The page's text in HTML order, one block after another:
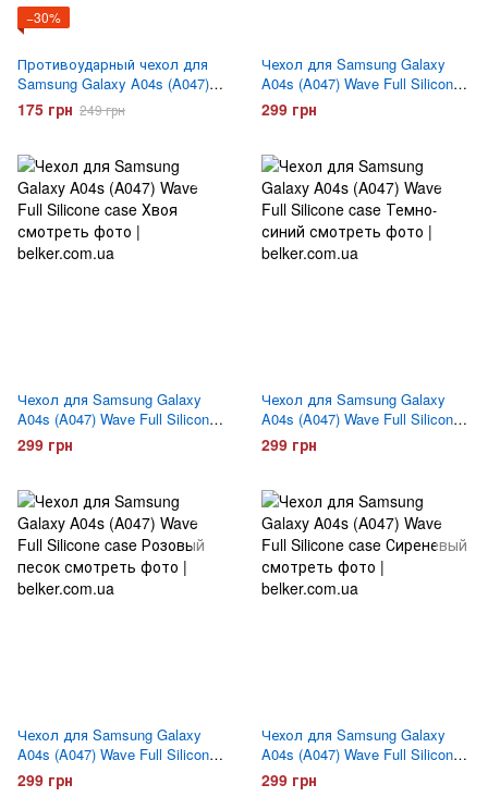
−30%
Противоударный чехол для
Samsung Galaxy A04s (A047)
Full soft case Синий
175 грн 249 грн
Чехол для Samsung Galaxy
A04s (A047) Wave Full Silicone
case Черный
299 грн
Чехол для Samsung Galaxy
A04s (A047) Wave Full Silicone
case Хвоя
299 грн
Чехол для Samsung Galaxy
A04s (A047) Wave Full Silicone
case Синий
299 грн
Чехол для Samsung Galaxy
A04s (A047) Wave Full Silicone
case Розовый песок
299 грн
Чехол для Samsung Galaxy
A04s (A047) Wave Full Silicone
case Сиреневый
299 грн